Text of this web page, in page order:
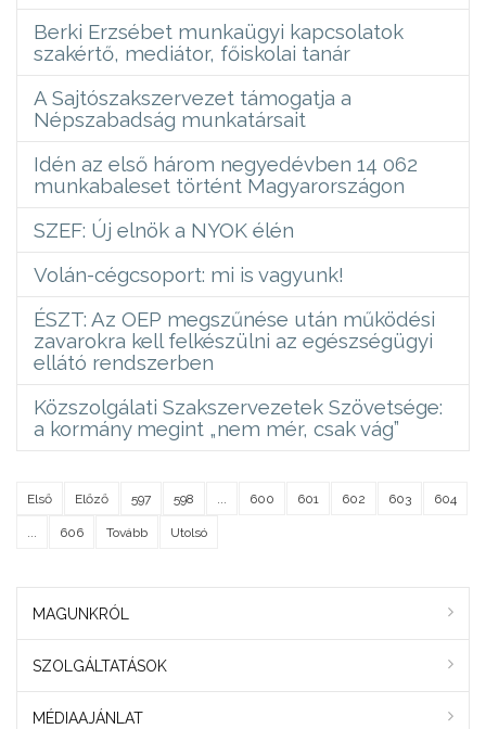
Berki Erzsébet munkaügyi kapcsolatok
szakértő, mediátor, főiskolai tanár
A Sajtószakszervezet támogatja a
Népszabadság munkatársait
Idén az első három negyedévben 14 062
munkabaleset történt Magyarországon
SZEF: Új elnök a NYOK élén
Volán-cégcsoport: mi is vagyunk!
ÉSZT: Az OEP megszűnése után működési
zavarokra kell felkészülni az egészségügyi
ellátó rendszerben
Közszolgálati Szakszervezetek Szövetsége:
a kormány megint „nem mér, csak vág”
Első Előző 597 598 600 601 602 603 604
606 Tovább Utolsó
MAGUNKRÓL
SZOLGÁLTATÁSOK
MÉDIAAJÁNLAT